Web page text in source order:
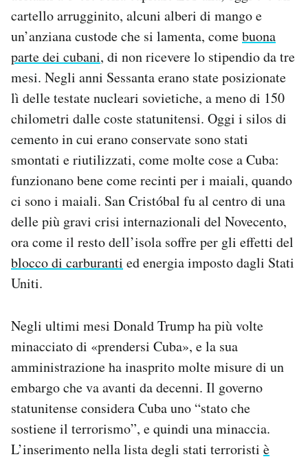
Notifiche mobile
Esci
cartello arrugginito, alcuni alberi di mango e
un’anziana custode che si lamenta, comebuona
parte dei cubani, di non ricevere lo stipendio da tre
mesi. Negli anni Sessanta erano state posizionate
lì delle testate nucleari sovietiche, a meno di 150
chilometri dalle coste statunitensi. Oggi i silos di
cemento in cui erano conservate sono stati
smontati e riutilizzati, come molte cose a Cuba:
funzionano bene come recinti per i maiali, quando
ci sono i maiali. San Cristóbal fu al centro di una
delle più gravi crisi internazionali del Novecento,
ora come il resto dell’isola soffre per gli effetti del
blocco di carburanti ed energia imposto dagli Stati
Uniti.
Negli ultimi mesi Donald Trump ha più volte
minacciato di «prendersi Cuba», e la sua
amministrazione ha inasprito molte misure di un
embargo che va avanti da decenni. Il governo
statunitense considera Cuba uno “stato che
sostiene il terrorismo”, e quindi una minaccia.
L’inserimento nella lista degli stati terroristi è